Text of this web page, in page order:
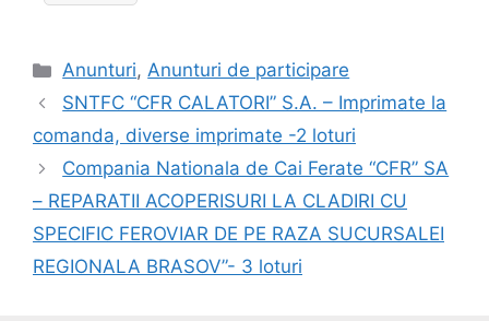
Anunturi,Anunturi de participare
SNTFC “CFR CALATORI” S.A. – Imprimate la
comanda, diverse imprimate -2 loturi
Compania Nationala de Cai Ferate “CFR” SA
– REPARATII ACOPERISURI LA CLADIRI CU
SPECIFIC FEROVIAR DE PE RAZA SUCURSALEI
REGIONALA BRASOV”- 3 loturi